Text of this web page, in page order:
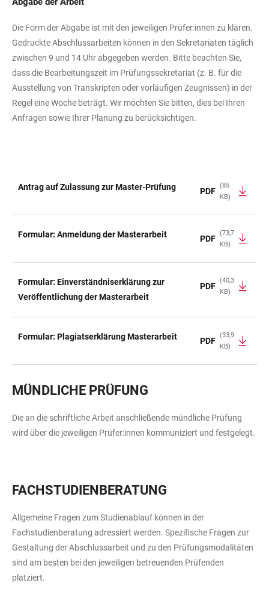
Die Form der Abgabe ist mit den jeweiligen Prüfer:innen zu klären.
Gedruckte Abschlussarbeiten können in den Sekretariaten täglich
zwischen 9 und 14 Uhr abgegeben werden. Bitte beachten Sie,
dass die Bearbeitungszeit im Prüfungssekretariat (z. B. für die
Ausstellung von Transkripten oder vorläufigen Zeugnissen) in der
Regel eine Woche beträgt. Wir möchten Sie bitten, dies bei Ihren
Anfragen sowie Ihrer Planung zu berücksichtigen.
Antrag auf Zulassung zur Master-Prüfung PDF
(85
KB)
Formular: Anmeldung der Masterarbeit PDF
(73,7
KB)
Formular: Einverständniserklärung zur
Veröffentlichung der Masterarbeit
PDF
(40,3
KB)
Formular: Plagiatserklärung Masterarbeit PDF
(33,9
KB)
MÜNDLICHE PRÜFUNG
Die an die schriftliche Arbeit anschließende mündliche Prüfung
wird über die jeweiligen Prüfer:innen kommuniziert und festgelegt.
FACHSTUDIENBERATUNG
Allgemeine Fragen zum Studienablauf können in der
Fachstudienberatung adressiert werden. Spezifische Fragen zur
Gestaltung der Abschlussarbeit und zu den Prüfungsmodalitäten
sind am besten bei den jeweiligen betreuenden Prüfenden
platziert.